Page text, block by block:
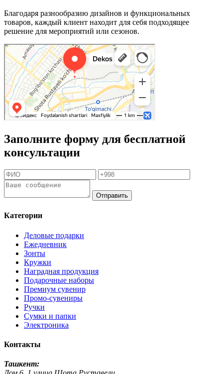
Благодаря разнообразию дизайнов и функциональных
товаров, каждый клиент находит для себя подходящее
решение для мероприятий или сезонов.
Заполните форму для бесплатной
консультации
Отправить
Категории
Деловые подарки
Ежедневник
Зонты
Кружки
Наградная продукция
Подарочные наборы
Премиум сувенир
Промо-сувениры
Ручки
Сумки и папки
Электроника
Контакты
Ташкент: